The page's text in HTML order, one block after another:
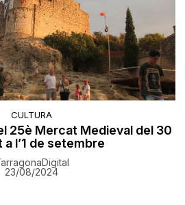
CULTURA
25è Mercat Medieval del 30
a l’1 de setembre
23/08/2024